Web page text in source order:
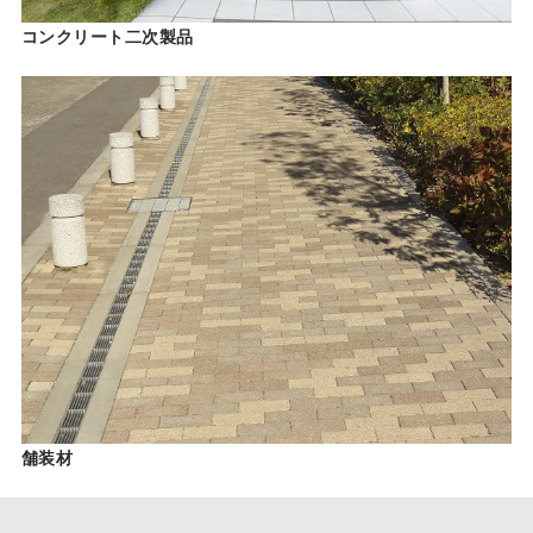
コンクリート二次製品
舗装材